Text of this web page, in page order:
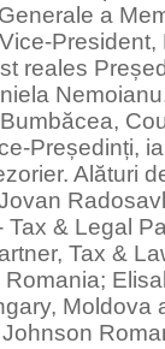
a
reales
Președinți,
Alături
& Legal
Tax &